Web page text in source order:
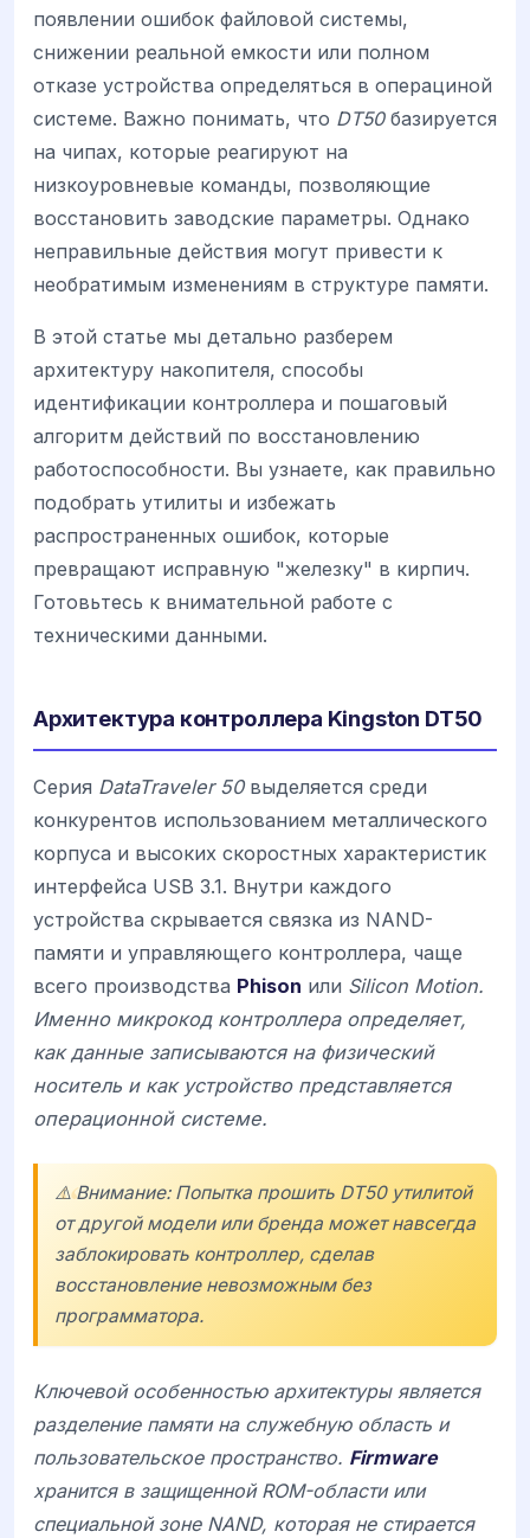
появлении ошибок файловой системы,
снижении реальной емкости или полном
отказе устройства определяться в операциной
системе. Важно понимать, что DT50базируется
на чипах, которые реагируют на
низкоуровневые команды, позволяющие
восстановить заводские параметры. Однако
неправильные действия могут привести к
необратимым изменениям в структуре памяти.
В этой статье мы детально разберем
архитектуру накопителя, способы
идентификации контроллера и пошаговый
алгоритм действий по восстановлению
работоспособности. Вы узнаете, как правильно
подобрать утилиты и избежать
распространенных ошибок, которые
превращают исправную "железку" в кирпич.
Готовьтесь к внимательной работе с
техническими данными.
Архитектура контроллера Kingston DT50
Серия DataTraveler 50выделяется среди
конкурентов использованием металлического
корпуса и высоких скоростных характеристик
интерфейса USB 3.1. Внутри каждого
устройства скрывается связка из NAND-
памяти и управляющего контроллера, чаще
всего производства Phison или Silicon Motion.
Именно микрокод контроллера определяет,
как данные записываются на физический
носитель и как устройство представляется
операционной системе.
⚠️ Внимание: Попытка прошить DT50 утилитой
от другой модели или бренда может навсегда
заблокировать контроллер, сделав
восстановление невозможным без
программатора.
Ключевой особенностью архитектуры является
разделение памяти на служебную область и
пользовательское пространство. Firmware
хранится в защищенной ROM-области или
специальной зоне NAND, которая не стирается